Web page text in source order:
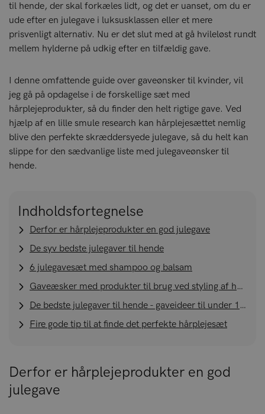
til hende, der skal forkæles lidt, og det er uanset, om du er
ude efter en julegave i luksusklassen eller et mere
prisvenligt alternativ. Nu er det slut med at gå hvileløst rundt
mellem hylderne på udkig efter en tilfældig gave.
I denne omfattende guide over gaveønsker til kvinder, vil
jeg gå på opdagelse i de forskellige sæt med
hårplejeprodukter, så du finder den helt rigtige gave. Ved
hjælp af en lille smule research kan hårplejesættet nemlig
blive den perfekte skræddersyede julegave, så du helt kan
slippe for den sædvanlige liste med julegaveønsker til
hende.
Indholdsfortegnelse
Derfor er hårplejeprodukter en god julegave
De syv bedste julegaver til hende
6 julegavesæt med shampoo og balsam
Gaveæsker med produkter til brug ved styling af håret
De bedste julegaver til hende - gaveideer til under 150 kroner
Fire gode tip til at finde det perfekte hårplejesæt
Derfor er hårplejeprodukter en god
julegave